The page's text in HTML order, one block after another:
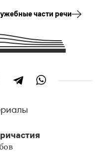
как единица
основа.
члены
с
части речи